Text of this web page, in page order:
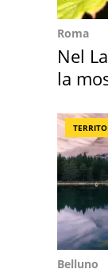
Roma
Nel
la
Belluno